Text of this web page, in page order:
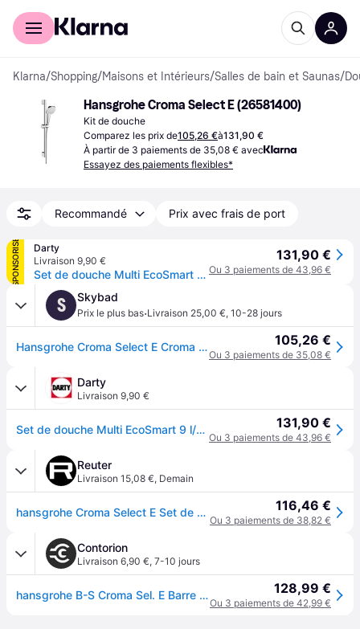
Acheter avec Klarna
Klarna/Shopping/Maisons et Intérieurs/Salles de bain et Saunas/
Hansgrohe Croma Select E (26581400)
Kit de douche
Comparez les prix de105,26 €à131,90 €
À partir de 3 paiements de 35,08 € avec
Essayez des paiements flexibles*
Recommandé Prix avec frais de port
SPONSORISÉ
Darty
Livraison 9,90 €
Set de douche Multi EcoSmart 9 l/min avec barre Unica'Croma 65 cm blanc/chromé Croma Select E
131,90 €
Ou 3 paiements de 43,96 €
S Skybad
Prix le plus bas·Livraison 25,00 €, 10-28 jours
Hansgrohe Croma Select E Croma Select douche multi 26581400 EcoSmart, chrome blanc, barre 65 cm Unica Croma 105,26 €
Ou 3 paiements de 35,08 €
Darty
Livraison 9,90 €
Set de douche Multi EcoSmart 9 l/min avec barre Unica'Croma 65 cm blanc/chromé Croma Select E 131,90 €
Ou 3 paiements de 43,96 €
Reuter
Livraison 15,08 €, Demain
hansgrohe Croma Select E Set de douche, 3 jets, 26581400, - chrome/blanc mat 116,46 €
Ou 3 paiements de 38,82 €
Contorion
Livraison 6,90 €, 7-10 jours
hansgrohe B-S Croma Sel. E Barre de douche Mul EcoSm. 669 mm, 9 l/min, blanc/chrome 128,99 €
Ou 3 paiements de 42,99 €